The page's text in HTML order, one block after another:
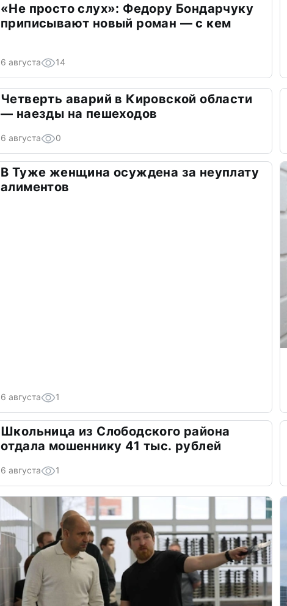
«Не просто слух»: Федору Бондарчуку
приписывают новый роман — с кем
6 августа 14
Четверть аварий в Кировской области
— наезды на пешеходов
6 августа 0
В Туже женщина осуждена за неуплату
алиментов
6 августа 1
Школьница из Слободского района
отдала мошеннику 41 тыс. рублей
6 августа 1